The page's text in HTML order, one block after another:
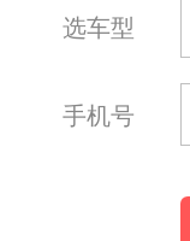
选车型
手机号